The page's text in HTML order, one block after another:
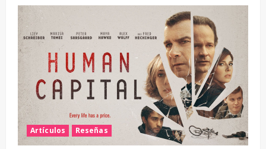
Artículos Reseñas